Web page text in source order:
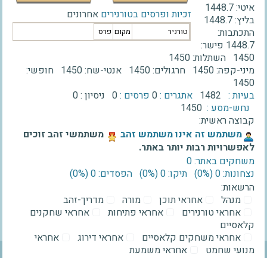
זכיות ופרסים בטורנירים אחרונים
טורניר מקום פרס
איטי:1448.7
בליץ:1448.7
התכתבות:
1448.7 פישר:
1450 השתלות:1450
מיני-קפה:1450 חרגולים:1450 אנטי-שח:1450 חופשי:
1450
בעיות : 1482 אתגרים :0 פרסים :0 ניסיון :0
נחש-מסע : 1450
קבוצה ראשית:
‫משתמש זה אינו משתמש זהב‬
משתמשי זהב זוכים
לאפשרויות רבות יותר באתר.
משחקים באתר: 0
נצחונות: 0 ‫(0%)‬
תיקו: 0 ‫(0%)‬
הפסדים: 0 ‫(0%)‬
הרשאות:
מנהל
אחראי תוכן מורה
מדריך-זהב
אחראי טורנירים
אחראי פתיחות
אחראי שחקנים
קלאסיים
אחראי משחקים קלאסיים
אחראי דירוג
אחראי
מנועי שחמט
אחראי משמעת